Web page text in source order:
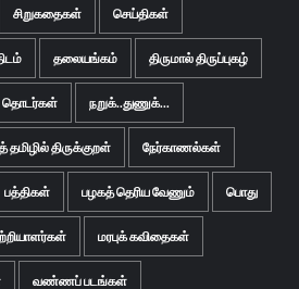
சிறுகதைகள் செய்திகள்
தலையங்கம் திருமால் திருப்புகழ்
தொடர்கள் நறுக்..துணுக்...
திருக்குறள் நேர்காணல்கள்
பத்திகள் பழகத் தெரிய வேணும் பொது
மரபுக் கவிதைகள்
வண்ணப் படங்கள்